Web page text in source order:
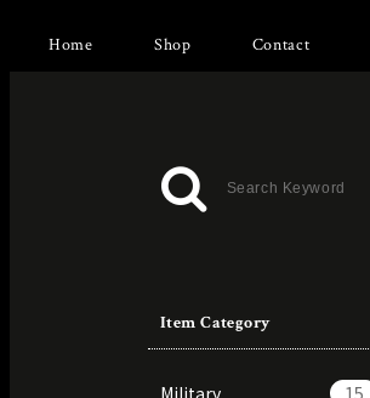
Home Shop Contact
Item Category
Military
15